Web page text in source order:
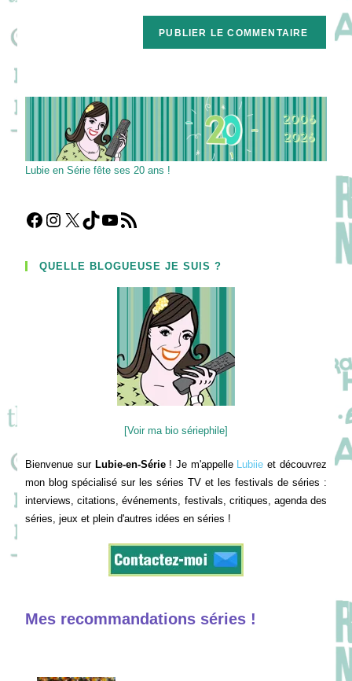
Lubie en Série fête ses 20 ans !
Facebook
Instagram
X TikTokYouTube
Flux RSS
QUELLE BLOGUEUSE JE SUIS ?
[Voir ma bio sériephile]
Bienvenue sur Lubie-en-Série! Je m'appelle Lubiie et découvrez
mon blog spécialisé sur les séries TV et les festivals de séries :
interviews, citations, événements, festivals, critiques, agenda des
séries, jeux et plein d'autres idées en séries !
Mes recommandations séries !